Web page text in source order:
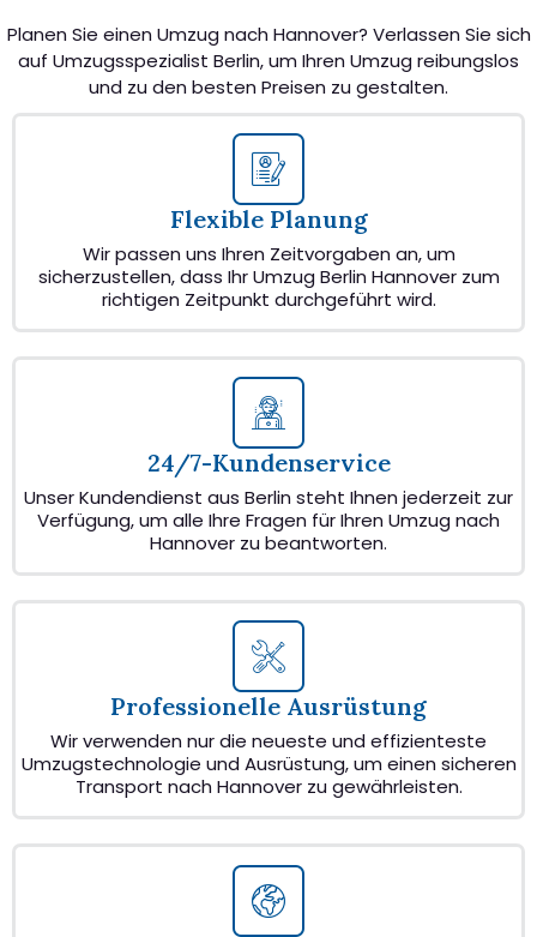
Planen Sie einen Umzug nach Hannover? Verlassen Sie sich
auf Umzugsspezialist Berlin, um Ihren Umzug reibungslos
und zu den besten Preisen zu gestalten.
Flexible Planung
Wir passen uns Ihren Zeitvorgaben an, um
sicherzustellen, dass Ihr Umzug Berlin Hannover zum
richtigen Zeitpunkt durchgeführt wird.
24/7-Kundenservice
Unser Kundendienst aus Berlin steht Ihnen jederzeit zur
Verfügung, um alle Ihre Fragen für Ihren Umzug nach
Hannover zu beantworten.
Professionelle Ausrüstung
Wir verwenden nur die neueste und effizienteste
Umzugstechnologie und Ausrüstung, um einen sicheren
Transport nach Hannover zu gewährleisten.